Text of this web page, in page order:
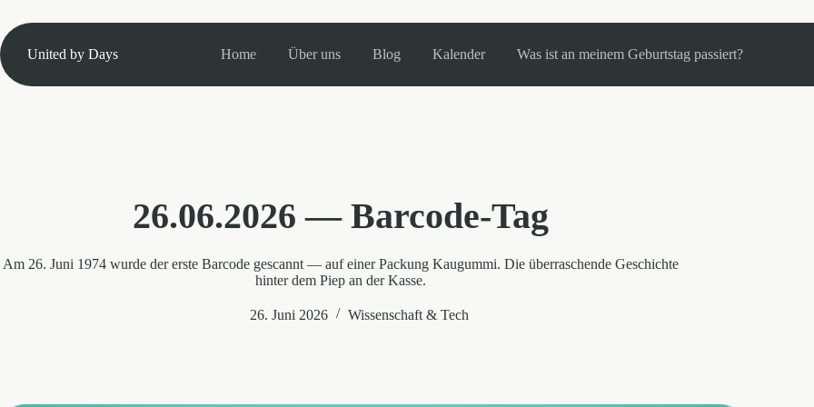
Inhalt
springen
United by Days
Home Über uns Blog Kalender Was ist an meinem Geburtstag passiert?
26.06.2026 — Barcode-Tag
Am 26. Juni 1974 wurde der erste Barcode gescannt — auf einer Packung Kaugummi. Die überraschende Geschichte
hinter dem Piep an der Kasse.
26. Juni 2026 Wissenschaft & Tech